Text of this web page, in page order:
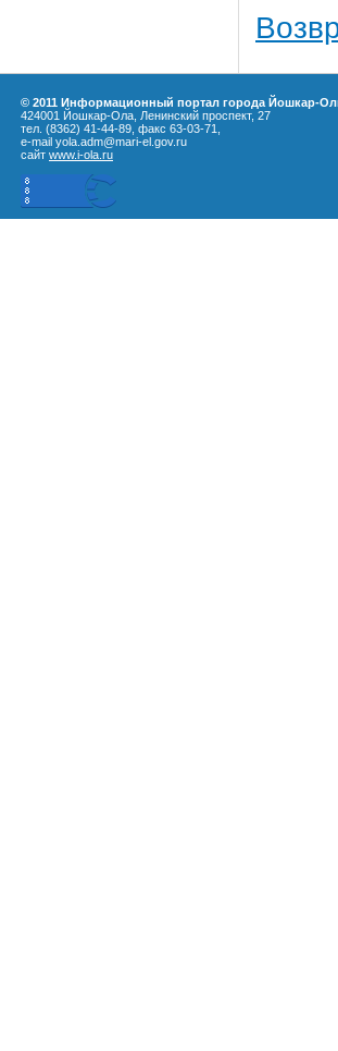
© 2011 Информационный портал города Йошкар-
424001 Йошкар-Ола, Ленинский проспект, 27
тел. (8362) 41-44-89, факс 63-03-71,
e-mail yola.adm@mari-el.gov.ru
сайт www.i-ola.ru